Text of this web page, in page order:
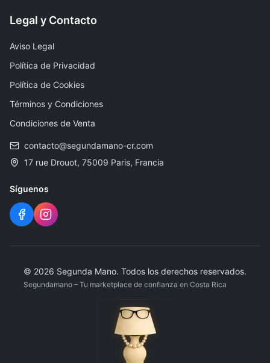
Legal y Contacto
Aviso Legal
Política de Privacidad
Política de Cookies
Términos y Condiciones
Condiciones de Venta
contacto@segundamano-cr.com
17 rue Drouot, 75009 Paris, Francia
Síguenos
© 2026 Segunda Mano. Todos los derechos reservados.
Segundamano – Tu marketplace de confianza en Costa Rica